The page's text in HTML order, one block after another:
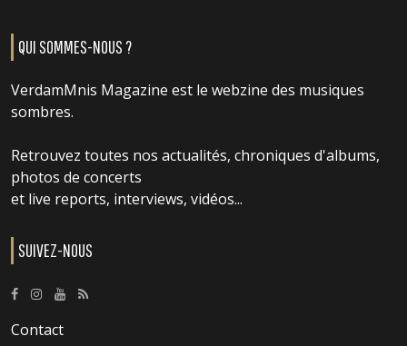
QUI SOMMES-NOUS ?
VerdamMnis Magazine est le webzine des musiques
sombres.
Retrouvez toutes nos actualités, chroniques d'albums,
photos de concerts
et live reports, interviews, vidéos...
SUIVEZ-NOUS
Contact